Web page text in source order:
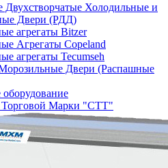
Двухстворчатые Холодильные и
Двери (РДД)
агрегаты Bitzer
Агрегаты Copeland
агрегаты Tecumseh
Двери (Распашные
Марки "СТТ"